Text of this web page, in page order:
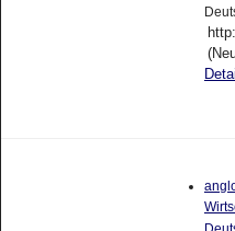
Detail